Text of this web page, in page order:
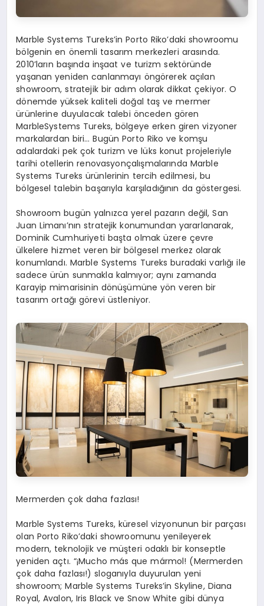
Marble Systems Tureks’in Porto Riko’daki showroomu
bölgenin en önemli tasarım merkezleri arasında.
2010’ların başında inşaat ve turizm sektöründe
yaşanan yeniden canlanmayı öngörerek açılan
showroom, stratejik bir adım olarak dikkat çekiyor. O
dönemde yüksek kaliteli doğal taş ve mermer
ürünlerine duyulacak talebi önceden gören
MarbleSystems Tureks, bölgeye erken giren vizyoner
markalardan biri… Bugün Porto Riko ve komşu
adalardaki pek çok turizm ve lüks konut projeleriyle
tarihi otellerin renovasyonçalışmalarında Marble
Systems Tureks ürünlerinin tercih edilmesi, bu
bölgesel talebin başarıyla karşıladığının da göstergesi.
Showroom bugün yalnızca yerel pazarın değil, San
Juan Limanı’nın stratejik konumundan yararlanarak,
Dominik Cumhuriyeti başta olmak üzere çevre
ülkelere hizmet veren bir bölgesel merkez olarak
konumlandı. Marble Systems Tureks buradaki varlığı ile
sadece ürün sunmakla kalmıyor; aynı zamanda
Karayip mimarisinin dönüşümüne yön veren bir
tasarım ortağı görevi üstleniyor.
Mermerden çok daha fazlası!
Marble Systems Tureks, küresel vizyonunun bir parçası
olan Porto Riko’daki showroomunu yenileyerek
modern, teknolojik ve müşteri odaklı bir konseptle
yeniden açtı. “¡Mucho más que mármol! (Mermerden
çok daha fazlası!) sloganıyla duyurulan yeni
showroom; Marble Systems Tureks’in Skyline, Diana
Royal, Avalon, Iris Black ve Snow White gibi dünya